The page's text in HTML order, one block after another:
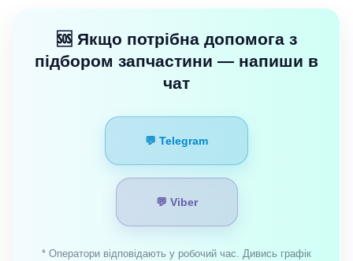
🆘 Якщо потрібна допомога з
підбором запчастини — напиши в
чат
💬 Telegram
💬 Viber
* Оператори відповідають у робочий час. Дивись графік